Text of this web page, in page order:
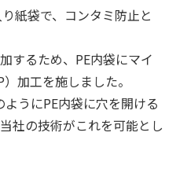
紙袋で、コンタミ防止と
するため、PE内袋にマイ
加工を施しました。
うにPE内袋に穴を開ける
社の技術がこれを可能とし